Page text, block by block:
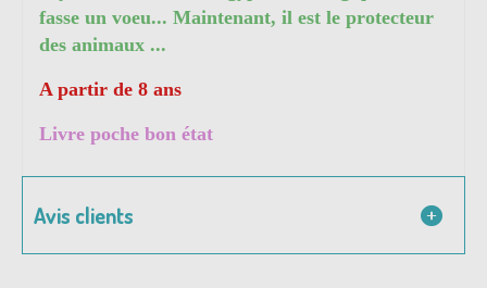
fasse un voeu... Maintenant, il est le protecteur
des animaux ...
A partir de 8 ans
Livre poche bon état
Avis clients